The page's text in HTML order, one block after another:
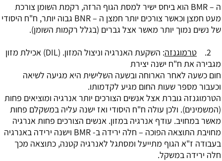
ה – BMR הוא ביחס ישיר למסת הגוף הרזה, רקמת השומן צורכת
מעט חמצן וכאשר צורכים יותר חמצן ה – BNR גבוה יותר, ח"ח היסודי
של נשים נמוך יותר מאשר אצל גברים (בגלל רקמות השומן).
טרמוגנזה
: השקעת האנרגיה וניצול המזון. (DIL) אכילת מזון
מגבירה את ח"ח ישנה יצירת
חום כשעה לאחר הארוחה ובשעה השלישית היא מגיעה לשיאה
וכעבור מספר שעות החום מגיע לקדמותו.
הטרמוגנזה גוברת אצל אנשים הצורכים יותר אנרגיה ומוציאים פחות
(המשמינים). ולכן עולה ח"ח היסודי ואז ישנה עליה במשקלם פחות
מאשר במחויב. עודף אנרגיה במזון. אנשים הצורכים פחות אנרגיה
מחויבת התוצאה הפוכה – חלה ירידה ב- BMR וישנה ירידה באנרגיה
בעבודה ז"א הגוף מתייעל ומסתגל לאנרגיה קטנה, כתוצאה מכך
חלה ירידה במשקל.